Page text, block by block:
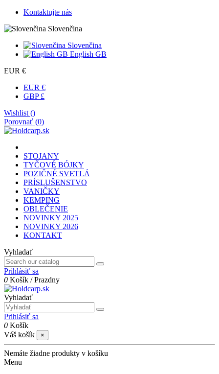
Kontaktujte nás
Slovenčina
Slovenčina
English GB
EUR €
EUR €
GBP £
Wishlist ()
Porovnať (0)
STOJANY
TYČOVÉ BÓJKY
POZIČNÉ SVETLÁ
PRÍSLUŠENSTVO
VANIČKY
KEMPING
OBLEČENIE
NOVINKY 2025
NOVINKY 2026
KONTAKT
Vyhladať
Prihlásiť sa
0 Košík /Prazdny
Vyhladať
Prihlásiť sa
0 Košík
Váš košík
×
Nemáte žiadne produkty v košíku
Menu